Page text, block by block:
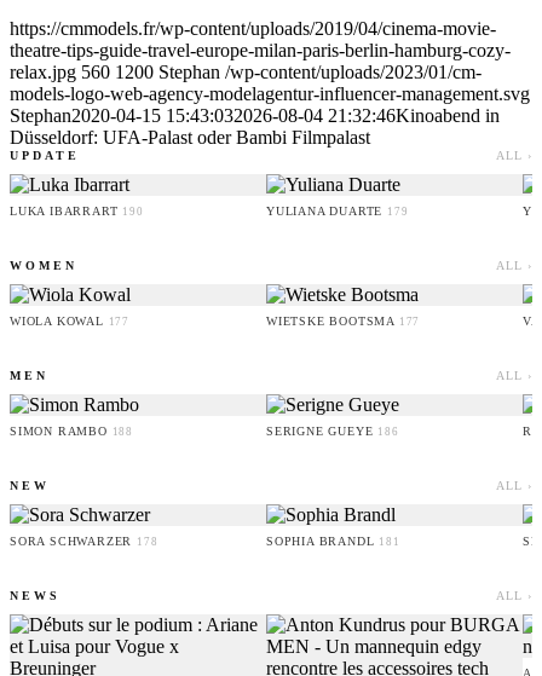
https://cmmodels.fr/wp-content/uploads/2019/04/cinema-movie-
theatre-tips-guide-travel-europe-milan-paris-berlin-hamburg-cozy-
relax.jpg 560 1200 Stephan /wp-content/uploads/2023/01/cm-
models-logo-web-agency-modelagentur-influencer-management.svg
Stephan2020-04-15 15:43:032026-08-04 21:32:46Kinoabend in
Düsseldorf: UFA-Palast oder Bambi Filmpalast
UPDATE ALL ›
LUKA IBARRART 190 YULIANA DUARTE 179
WOMEN ALL ›
WIOLA KOWAL 177 WIETSKE BOOTSMA 177
MEN ALL ›
SIMON RAMBO 188 SERIGNE GUEYE 186
NEW ALL ›
SORA SCHWARZER 178 SOPHIA BRANDL 181
NEWS ALL ›